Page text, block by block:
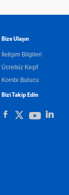
Bize Ulaşın
İletişim Bilgileri
Ücretsiz Keşif
Kombi Bulucu
Bizi Takip Edin